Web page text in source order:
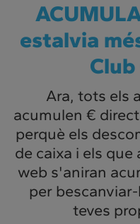
estalvia
Ara, tots els
acumulen €
perquè els
de caixa i els
web s'aniran
per
teves